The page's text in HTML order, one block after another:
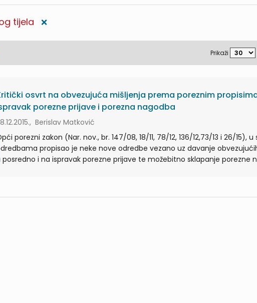
tijela ❌
Prikaži
osvrt na obvezujuća mišljenja prema poreznim
porezne prijave i porezna nagodba
Berislav Matković
porezni zakon (Nar. nov., br. 147/08, 18/11, 78/12, 136/12,73/13 i 26/15), u
propisao je neke nove odredbe vezano uz davanje
posredno i na ispravak porezne prijave te možebitno sklapanje porezne